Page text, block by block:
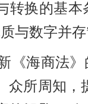
转换的基
与数字并
《海商法
众所周知，